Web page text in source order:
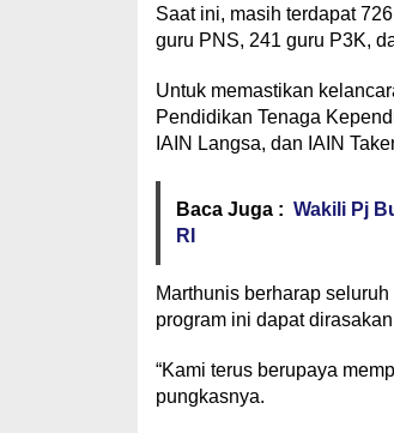
Saat ini, masih terdapat
guru PNS, 241 guru P3K,
Untuk memastikan
Pendidikan Tenaga
IAIN Langsa, dan IAIN
Baca Juga : Wakili Pj
RI
Marthunis berharap
program ini dapat
“Kami terus berupaya
pungkasnya.